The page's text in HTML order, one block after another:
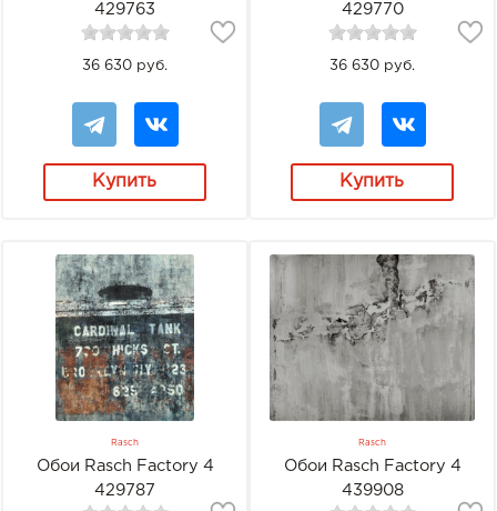
429763
36 630 руб.
Купить
429770
36 630 руб.
Купить
Rasch
Обои Rasch Factory 4
429787
Rasch
Обои Rasch Factory 4
439908